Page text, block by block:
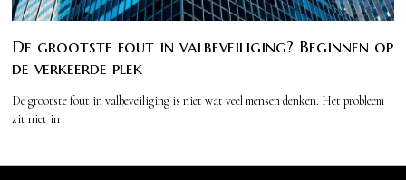
De grootste fout in valbeveiliging? Beginnen op
de verkeerde plek
De grootste fout in valbeveiliging is niet wat veel mensen denken. Het probleem
zit niet in